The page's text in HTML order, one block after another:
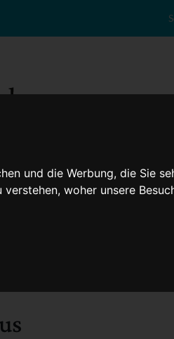
und die Werbung, die Sie
woher unsere